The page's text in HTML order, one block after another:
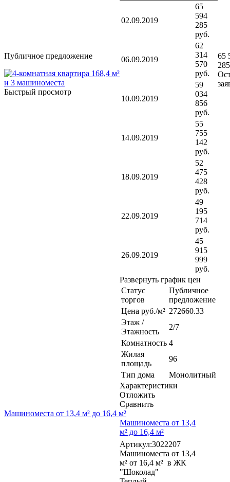
Публичное предложение
Быстрый просмотр
02.09.2019
65
594
285
руб.
06.09.2019
62
314
570
руб.
10.09.2019
59
034
856
руб.
14.09.2019
55
755
142
руб.
18.09.2019
52
475
428
руб.
22.09.2019
49
195
714
руб.
26.09.2019
45
915
999
руб.
Развернуть график цен
Статус
торгов
Публичное
предложение
Цена руб./м² 272660.33
Этаж /
Этажность
2/7
Комнатность 4
Жилая
площадь
96
Тип дома
Монолитный
Характеристики
Отложить
Сравнить
65
Машиноместа от 13,4 м² до 16,4 м²
Машиноместа от 13,4
м² до 16,4 м²
Артикул:3022207
Машиноместа от 13,4
м² от 16,4 м² в ЖК
"Шоколад"